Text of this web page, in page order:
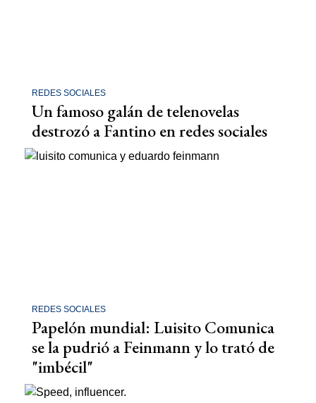
REDES SOCIALES
Un famoso galán de telenovelas
destrozó a Fantino en redes sociales
REDES SOCIALES
Papelón mundial: Luisito Comunica
se la pudrió a Feinmann y lo trató de
"imbécil"